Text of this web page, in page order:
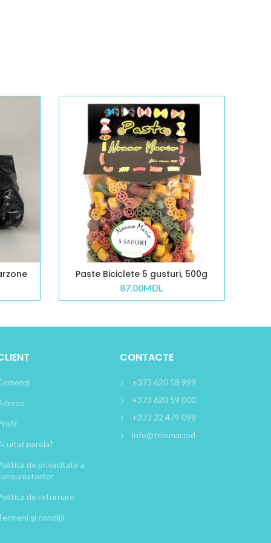
Paste Biciclete 5 gusturi, 500g
87.00MDL
uitat parola?
de privacitate a
de returnare
și condiții
CONTACTE
+373 620 58 999
+373 620 59 000
+373 22 479 098
info@telemar.md